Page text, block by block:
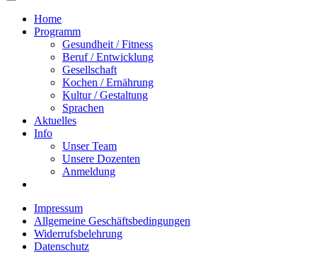
Home
Programm
Gesundheit / Fitness
Beruf / Entwicklung
Gesellschaft
Kochen / Ernährung
Kultur / Gestaltung
Sprachen
Aktuelles
Info
Unser Team
Unsere Dozenten
Anmeldung
Impressum
Allgemeine Geschäftsbedingungen
Widerrufsbelehrung
Datenschutz